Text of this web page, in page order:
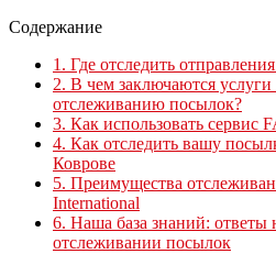
Содержание
1. Где отследить
2. В чем заключаются
отслеживанию посылок?
3. Как использовать сервис
4. Как отследить вашу
Коврове
5. Преимущества
International
6. Наша база знаний: ответы
отслеживании посылок